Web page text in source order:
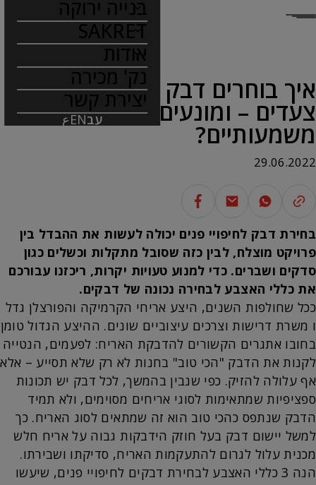
בנייה ירוקה
SAKRET
אודות
נק' מכירה
יצירת קשר
עבENع
איך בוחרים דבק לאריחים ב- 3
צעדים – ומונעים כשלים
משמעותיים?
29.06.2022
בחירת דבק לחיפויי פנים יכולה לעשות את ההבדל בין
פרויקט מוצלח, לבין כזה שסובל מתקלות וכשלים כגון
סדקים ושברים. כדי למנוע טעויות יקרות, ריכזנו עבורכם
את כללי האצבע לבחירה נכונה של דבקים.
ככל שחולפות השנים, היצע אריחי הקרמיקה והפורצלן גדל
ו משרת דרישות וצרכים עיצוביים שונים. ההיצע הגדול טומן
בחובו אתגרים הקשורים להדבקת האריח: לפעמים, הנטייה
לקנות את הדבק "הכי טוב" בחנות לא רק שלא תסייע – אלא
אף עלולה להזיק. כפי שנבין בהמשך, לכל דבק יש תכונות
ספציפיות שמתאימות לסוגי אריחים מסוימים, ולא תמיד
הדבק שנתפס כהכי טוב הוא זה שמתאים לסוג האריח. כך
למשל יישום דבק בעל חוזק הידבקות גבוה על אריח חלש
מכנית עלול לגרום להתעקמות האריח, סדיקתו ושבירתו.
הנה 3 כללי האצבע לבחירת דבקים לחיפויי פנים, שיעשו